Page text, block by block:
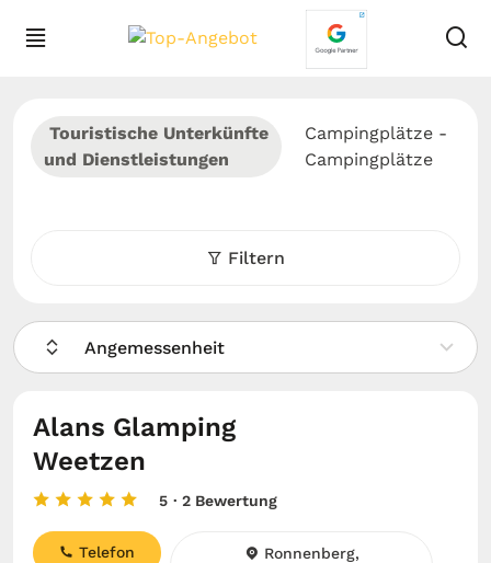
Touristische Unterkünfte
und Dienstleistungen
Campingplätze -
Campingplätze
Filtern
Angemessenheit
Alans Glamping
Weetzen
5 · 2 Bewertung
Telefon
Ronnenberg,